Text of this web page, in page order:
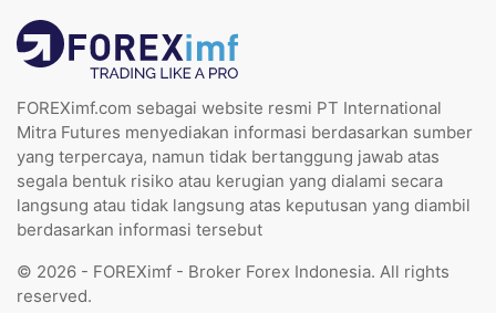
FOREXimf.com sebagai website resmi PT International
Mitra Futures menyediakan informasi berdasarkan sumber
yang terpercaya, namun tidak bertanggung jawab atas
segala bentuk risiko atau kerugian yang dialami secara
langsung atau tidak langsung atas keputusan yang diambil
berdasarkan informasi tersebut
© 2026 - FOREXimf - Broker Forex Indonesia. All rights
reserved.